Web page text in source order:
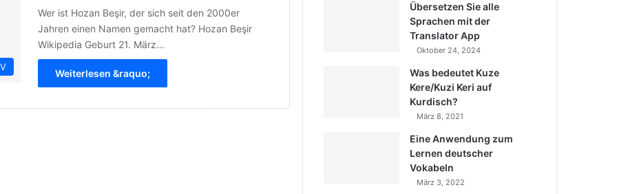
Wer ist Hozan Beşir, der sich seit den 2000er
Jahren einen Namen gemacht hat? Hozan Beşir
Wikipedia Geburt 21. März…
Weiterlesen &raquo;
Übersetzen Sie alle
Sprachen mit der
Translator App
Oktober 24, 2024
Was bedeutet Kuze
Kere/Kuzi Keri auf
Kurdisch?
März 8, 2021
Eine Anwendung zum
Lernen deutscher
Vokabeln
März 3, 2022